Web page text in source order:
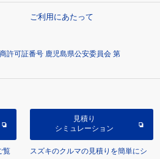
ご利用にあたって
許可証番号 鹿児島県公安委員会 第
覧
見積り
シミュレーション
スズキのクルマの見積りを簡単にシ